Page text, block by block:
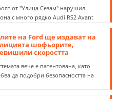
от "Улица Сезам" нарушил
с много рядко Audi RS2 Avant
на Ford ще издават на
шофьорите,
скоростта
вече е патентована, като
да подобри безопасността на